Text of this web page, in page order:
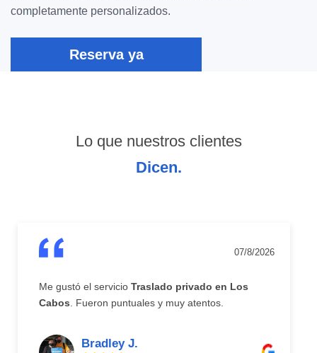
completamente personalizados.
Reserva ya
Lo que nuestros clientes
Dicen.
07/8/2026
Me gustó el servicio Traslado privado en Los
Cabos . Fueron puntuales y muy atentos.
Bradley J.